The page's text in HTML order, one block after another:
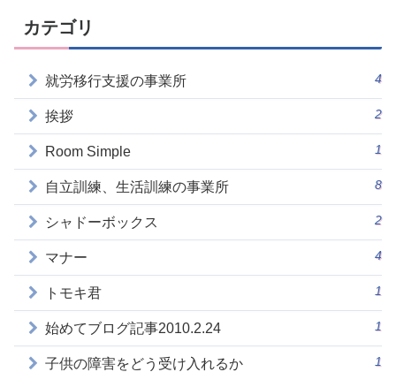
カテゴリ
就労移行支援の事業所 4
挨拶 2
Room Simple 1
自立訓練、生活訓練の事業所 8
シャドーボックス 2
マナー 4
トモキ君 1
始めてブログ記事2010.2.24 1
子供の障害をどう受け入れるか 1